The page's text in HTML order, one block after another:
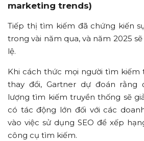
marketing trends)
Tiếp thị tìm kiếm đã chứng kiến
trong vài năm qua, và năm 2025
lệ.
Khi cách thức mọi người tìm
thay đổi, Gartner dự đoán rằng
lượng tìm kiếm truyền thống sẽ
có tác động lớn đối với các
vào việc sử dụng SEO để xếp
công cụ tìm kiếm.